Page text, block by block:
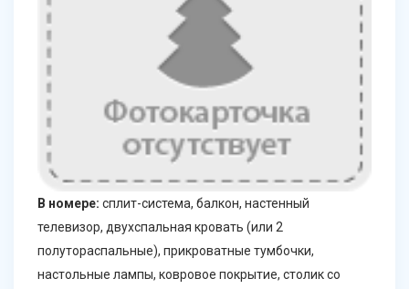
В номере: сплит-система, балкон, настенный
телевизор, двухспальная кровать (или 2
полутораспальные), прикроватные тумбочки,
настольные лампы, ковровое покрытие, столик со